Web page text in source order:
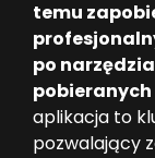
temu
po
pobieranych
aplikacja to
pozwalający